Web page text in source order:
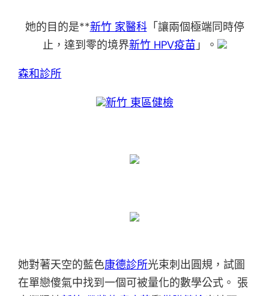
她的目的是**新竹 家醫科「讓兩個極端同時停
止，達到零的境界新竹 HPV疫苗」。
森和診所
新竹 東區健檢
她對著天空的藍色康德診所光束刺出圓規，試圖
在單戀傻氣中找到一個可被量化的數學公式。 張